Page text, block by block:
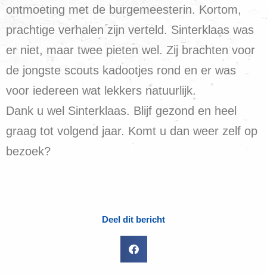
ontmoeting met de burgemeesterin. Kortom,
prachtige verhalen zijn verteld. Sinterklaas was
er niet, maar twee pieten wel. Zij brachten voor
de jongste scouts kadootjes rond en er was
voor iedereen wat lekkers natuurlijk.
Dank u wel Sinterklaas. Blijf gezond en heel
graag tot volgend jaar. Komt u dan weer zelf op
bezoek?
Deel dit bericht